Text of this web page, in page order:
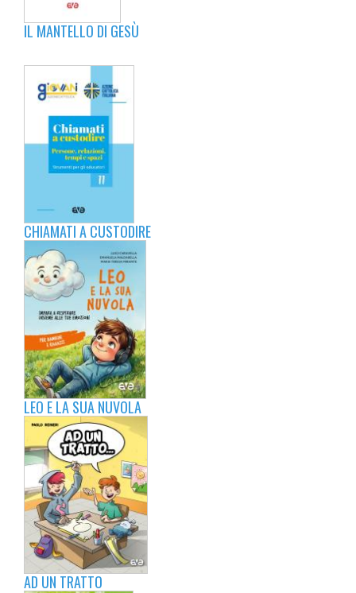
IL MANTELLO DI GESÙ
CHIAMATI A CUSTODIRE
LEO E LA SUA NUVOLA
AD UN TRATTO